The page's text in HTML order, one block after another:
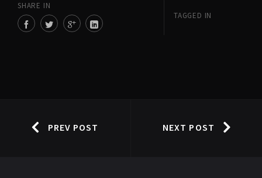
SHARE IN
TAGGED IN
PREV POST NEXT POST